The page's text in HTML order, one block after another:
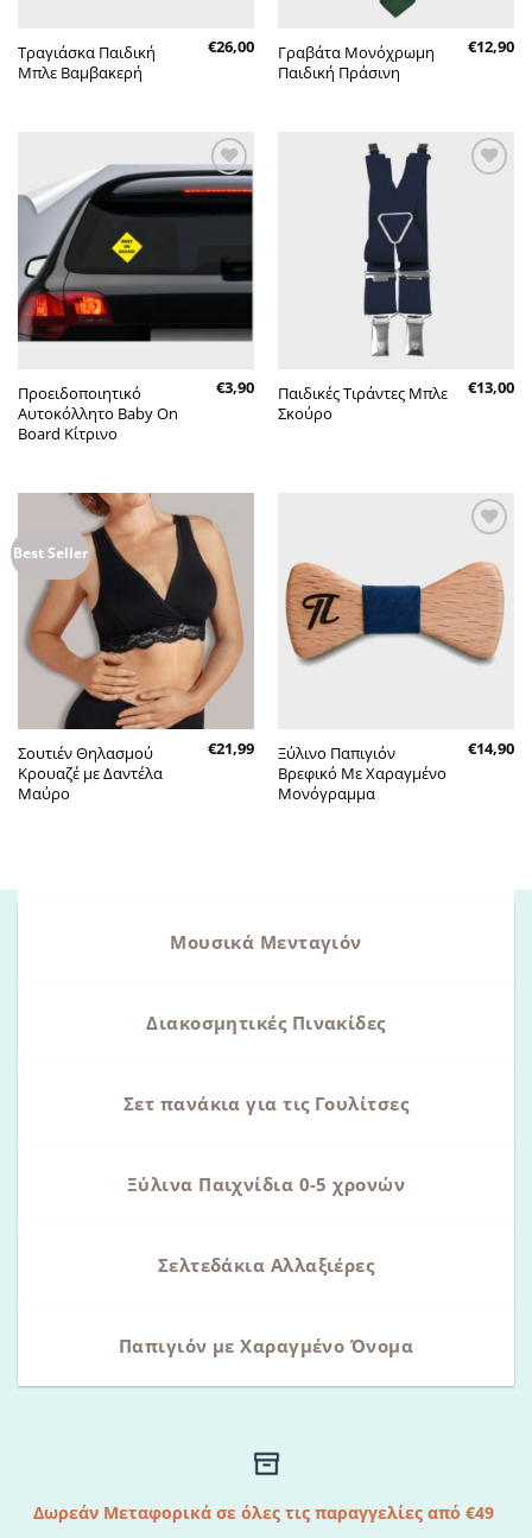
Τραγιάσκα Παιδική
Μπλε Βαμβακερή
€26,00
Γραβάτα Μονόχρωμη
Παιδική Πράσινη
€12,90
Πρόσθήκη
Προειδοποιητικό
Αυτοκόλλητο Baby On
Board Κίτρινο
€3,90
επιθυμητών
Παιδικές Τιράντες Μπλε
Σκούρο
€13,00
Best Seller
Πρόσθήκη
στην λίστα
επιθυμητών
Σουτιέν Θηλασμού
Κρουαζέ με Δαντέλα
Μαύρο
€21,99
στην λίστα
επιθυμητών
Ξύλινο Παπιγιόν
Βρεφικό Με Χαραγμένο
Μονόγραμμα
€14,90
Μουσικά Μενταγιόν
Διακοσμητικές Πινακίδες
Σετ πανάκια για τις Γουλίτσες
Ξύλινα Παιχνίδια 0-5 χρονών
Σελτεδάκια Αλλαξιέρες
Παπιγιόν με Χαραγμένο Όνομα
Δωρεάν Μεταφορικά σε όλες τις παραγγελίες από €49